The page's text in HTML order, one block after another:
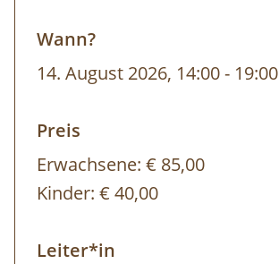
Wann?
14. August 2026, 14:00- 19:00
Preis
Erwachsene: € 85,00
Kinder: € 40,00
Leiter*in